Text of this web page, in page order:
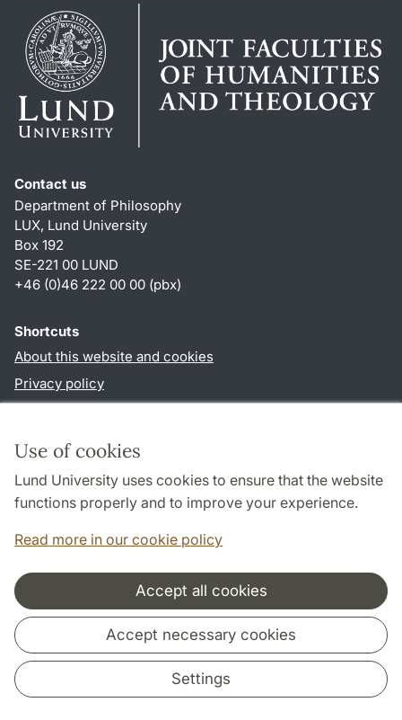
Use of cookies
Lund University uses cookies to ensure that the website
functions properly and to improve your experience.
Read more in our cookie policy
Accept all cookies
Accept necessary cookies
Settings
Contact us
Department of Philosophy
LUX, Lund University
Box 192
SE-221 00 LUND
+46 (0)46 222 00 00 (pbx)
Shortcuts
About this website and cookies
Privacy policy
Follow us in social media
Cooperation and network